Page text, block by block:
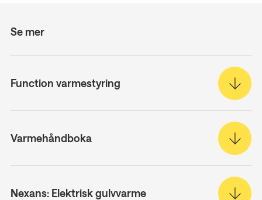
Se mer
Function varmestyring
Varmehåndboka
Nexans: Elektrisk gulvvarme